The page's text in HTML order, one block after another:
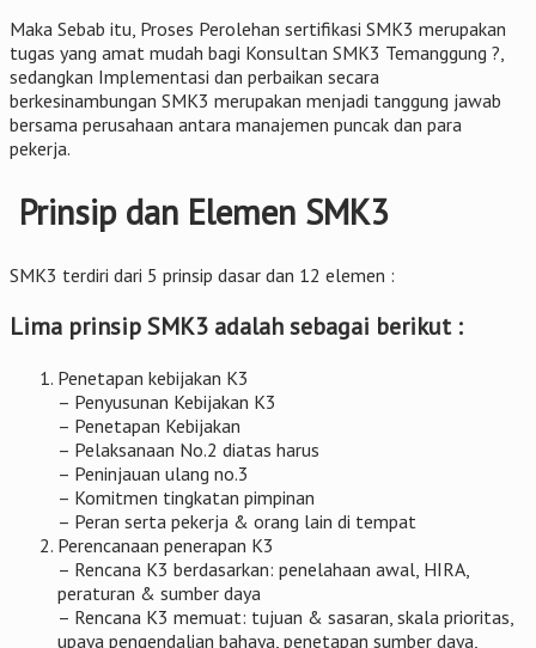
Maka Sebab itu, Proses Perolehan sertifikasi SMK3 merupakan
tugas yang amat mudah bagi Konsultan SMK3 Temanggung ?,
sedangkan Implementasi dan perbaikan secara
berkesinambungan SMK3 merupakan menjadi tanggung jawab
bersama perusahaan antara manajemen puncak dan para
pekerja.
Prinsip dan Elemen SMK3
SMK3 terdiri dari 5 prinsip dasar dan 12 elemen :
Lima prinsip SMK3 adalah sebagai berikut :
Penetapan kebijakan K3
– Penyusunan Kebijakan K3
– Penetapan Kebijakan
– Pelaksanaan No.2 diatas harus
– Peninjauan ulang no.3
– Komitmen tingkatan pimpinan
– Peran serta pekerja & orang lain di tempat
Perencanaan penerapan K3
– Rencana K3 berdasarkan: penelahaan awal, HIRA,
peraturan & sumber daya
– Rencana K3 memuat: tujuan & sasaran, skala prioritas,
upaya pengendalian bahaya, penetapan sumber daya,